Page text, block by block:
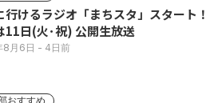
行けるラジオ「まちスタ」スタート！
11日(火･祝) 公開生放送
8月6日 - 4日前
おすすめ